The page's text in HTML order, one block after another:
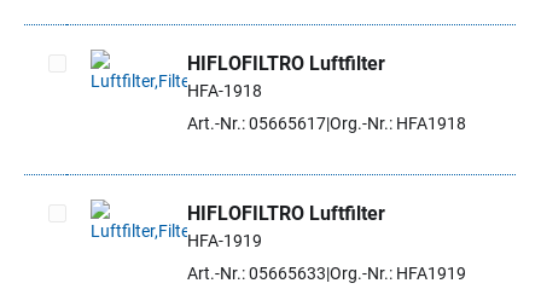
Artikel auswählen
HIFLOFILTRO Luftfilter
HFA-1918
Art.-Nr.: 05665617Org.-Nr.: HFA1918
Artikel auswählen
HIFLOFILTRO Luftfilter
HFA-1919
Art.-Nr.: 05665633 Org.-Nr.: HFA1919